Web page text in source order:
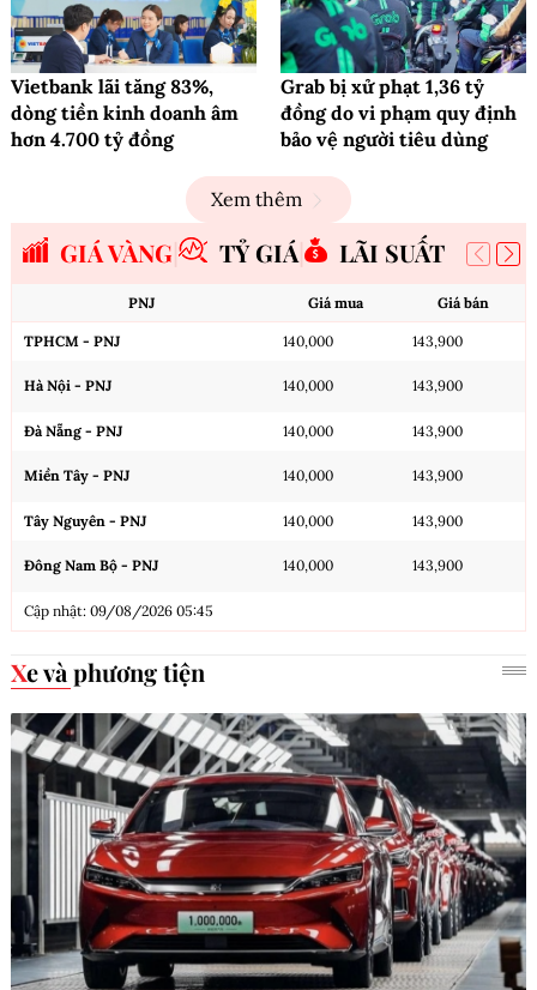
Vietbank lãi tăng 83%,
dòng tiền kinh doanh âm
hơn 4.700 tỷ đồng
Grab bị xử phạt 1,36 tỷ
đồng do vi phạm quy định
bảo vệ người tiêu dùng
Xem thêm
GIÁ VÀNG TỶ GIÁ LÃI SUẤT
PNJ Giá mua Giá bán
TPHCM - PNJ 140,000 143,900
Hà Nội - PNJ 140,000 143,900
Đà Nẵng - PNJ 140,000 143,900
Miền Tây - PNJ 140,000 143,900
Tây Nguyên - PNJ 140,000 143,900
Đông Nam Bộ - PNJ 140,000 143,900
Cập nhật: 09/08/2026 05:45
Xe và phương tiện